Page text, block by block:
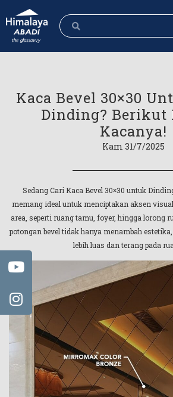
Kaca Bevel 30×30
Dinding? Berikut
Kacanya!
Kam 31/7/2025
Sedang Cari Kaca Bevel 30×30 untuk
memang ideal untuk menciptakan aksen
area, seperti ruang tamu, foyer, hingga lorong
potongan bevel tidak hanya menambah
lebih luas dan terang pada